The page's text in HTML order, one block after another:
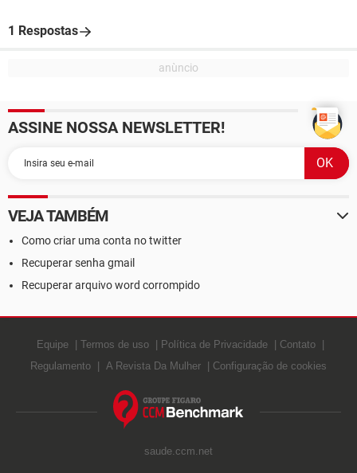
1 Respostas
ASSINE NOSSA NEWSLETTER!
VEJA TAMBÉM
Como criar uma conta no twitter
Recuperar senha gmail
Recuperar arquivo word corrompido
Equipe Termos de uso Política de Privacidade
Contato
Regulamento
A Revista Da Mulher Configuração de cookies
saude.ccm.net